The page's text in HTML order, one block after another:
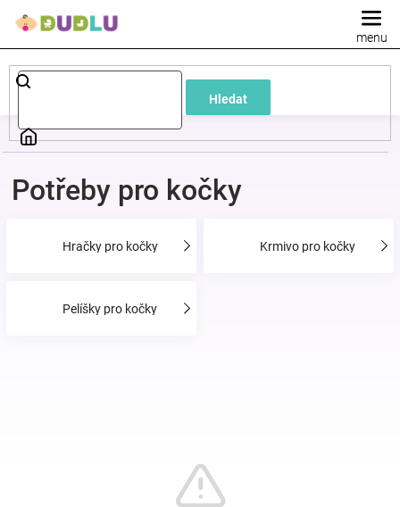
Hledat
Dětské
a
Potřeby pro kočky
Hračky pro kočky Krmivo pro kočky
Pelíšky pro kočky